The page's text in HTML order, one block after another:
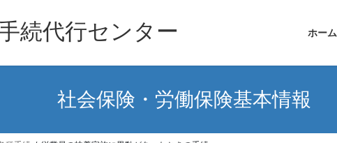
続代行センター ホーム
社会保険・労働保険基本情報